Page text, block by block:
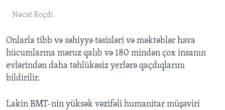
Nəcat Roçdi
Onlarla tibb və səhiyyə təsisləri və məktəblər hava
hücumlarına məruz qalıb və 180 mindən çox insanın
evlərindən daha təhlükəsiz yerlərə qaçdıqlarını
bildirilir.
Lakin BMT-nin yüksək vəzifəli humanitar müşaviri